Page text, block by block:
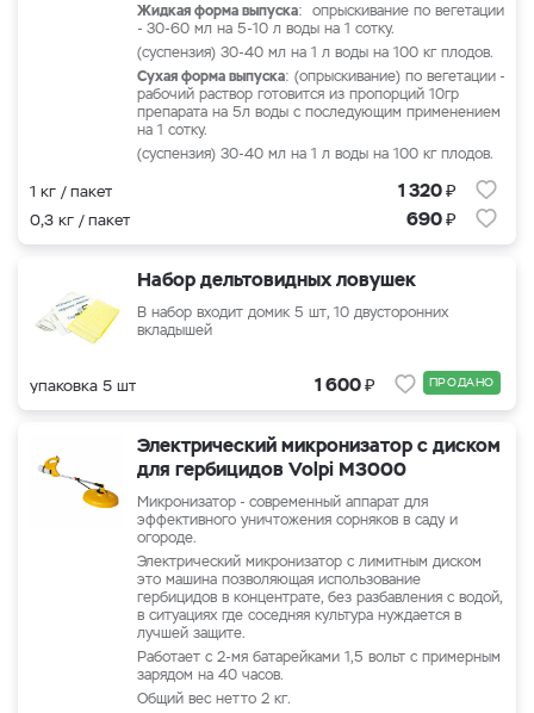
Жидкая форма выпуска: опрыскивание по вегетации
- 30-60 мл на 5-10 л воды на 1 сотку.
(суспензия) 30-40 мл на 1 л воды на 100 кг плодов.
Сухая форма выпуска: (опрыскивание) по вегетации -
рабочий раствор готовится из пропорций 10гр
препарата на 5л воды с последующим применением
на 1 сотку.
(суспензия) 30-40 мл на 1 л воды на 100 кг плодов.
1 кг / пакет 1 320₽
0,3 кг / пакет 690₽
Набор дельтовидных ловушек
В набор входит домик 5 шт, 10 двусторонних
вкладышей
упаковка 5 шт 1 600₽ ПРОДАНО
Электрический микронизатор с диском
для гербицидов Volpi M3000
Микронизатор - современный аппарат для
эффективного уничтожения сорняков в саду и
огороде.
Электрический микронизатор с лимитным диском
это машина позволяющая использование
гербицидов в концентрате, без разбавления с водой,
в ситуациях где соседняя культура нуждается в
лучшей защите.
Работает с 2-мя батарейками 1,5 вольт с примерным
зарядом на 40 часов.
Общий вес нетто 2 кг.